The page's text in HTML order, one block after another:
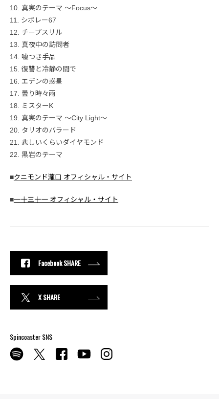
10. 真実のテーマ ～Focus～
11. シボレー67
12. チープスリル
13. 真夜中の訪問者
14. 嘘つき手品
15. 復讐と冷静の間で
16. エデンの惑星
17. 曇り時々雨
18. ミスターK
19. 真実のテーマ ～City Light～
20. タリオのバラード
21. 悲しいくらいダイヤモンド
22. 黒岩のテーマ
■クニモンド瀧口 オフィシャル・サイト
■一十三十一 オフィシャル・サイト
Facebook SHARE
X SHARE
Spincoaster SNS